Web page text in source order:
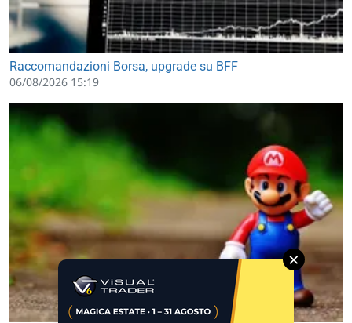
Raccomandazioni Borsa, upgrade su BFF
06/08/2026 15:19
×